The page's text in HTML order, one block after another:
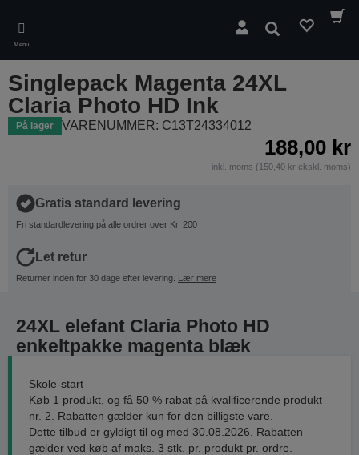
main
content
Menu
Søg
Singlepack Magenta 24XL
Claria Photo HD Ink
På lager VARENUMMER: C13T24334012
188,00 kr
inkl. moms (150,40 kr ekskl. moms)
Gratis standard levering
Fri standardlevering på alle ordrer over Kr. 200
Let retur
Returner inden for 30 dage efter levering. Lær mere
24XL elefant Claria Photo HD
enkeltpakke magenta blæk
Skole-start
Køb 1 produkt, og få 50 % rabat på kvalificerende produkt
nr. 2. Rabatten gælder kun for den billigste vare.
Dette tilbud er gyldigt til og med 30.08.2026. Rabatten
gælder ved køb af maks. 3 stk. pr. produkt pr. ordre.